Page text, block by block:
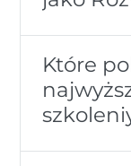
Które